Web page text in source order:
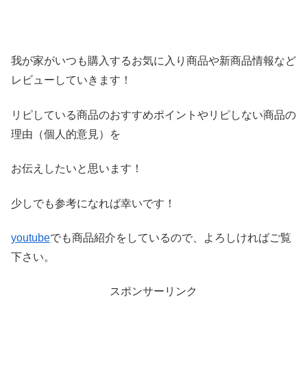
我が家がいつも購入するお気に入り商品や新商品情報など
レビ ューしていきます！
リピしている商品のおすすめポイントやリピしない商品の
理由（個人的意見）を
お伝えしたいと思います！
少しでも参考になれば幸いです！
youtubeでも商品紹介をしているので、よろしければご覧
下さい。
スポンサーリンク